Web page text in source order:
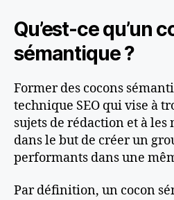
Qu’est-ce qu’un
sémantique ?
Former des cocons
technique SEO qui vise à
sujets de rédaction et à
dans le but de créer un
performants dans une
Par définition, un cocon